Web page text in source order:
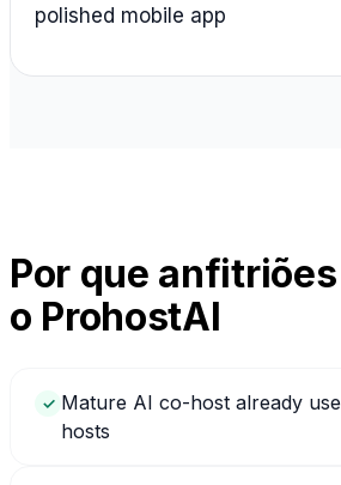
polished mobile app
Por que
o ProhostAI
✓ Mature AI co-host already
hosts